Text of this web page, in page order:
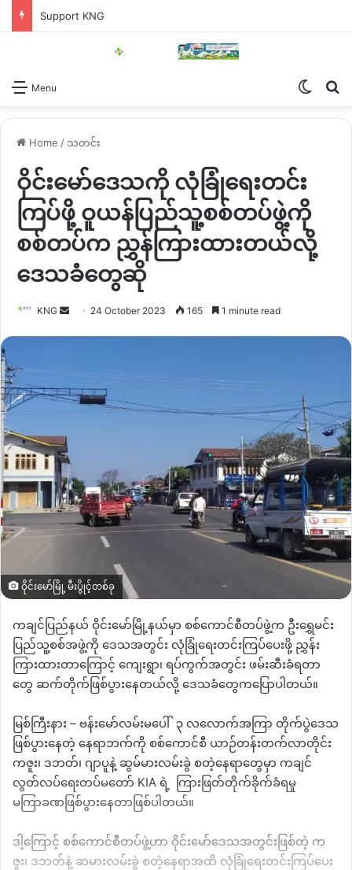
Support KNG
Menu
Home / သတင်း
ဝိုင်းမော်ဒေသကို လုံခြုံရေးတင်း
ကြပ်ဖို့ ဝူယန်ပြည်သူ့စစ်တပ်ဖွဲ့ကို
စစ်တပ်က ညွှန်ကြားထားတယ်လို့
ဒေသခံတွေဆို
KNG
Send 24 October 2023 165 1 minute read
ဝိုင်းမော်မြို့ မီးပွိုင့်တစ်ခု
ကချင်ပြည်နယ် ဝိုင်းမော်မြို့နယ်မှာ စစ်ကောင်စီတပ်ဖွဲ့က ဦးရွှေမင်း
ပြည်သူ့စစ်အဖွဲ့ကို ဒေသအတွင်း လုံခြုံရေးတင်းကြပ်ပေးဖို့ ညွှန်း
ကြားထားတာကြောင့် ကျေးရွာ၊ ရပ်ကွက်အတွင်း ဖမ်းဆီးခံရတာ
တွေ ဆက်တိုက်ဖြစ်ပွားနေတယ်လို့ ဒေသခံတွေကပြောပါတယ်။
မြစ်ကြီးနား – ဗန်းမော်လမ်းမပေါ် ၃ လလောက်အကြာ တိုက်ပွဲဒေသ
ဖြစ်ပွားနေတဲ့ နေရာဘက်ကို စစ်ကောင်စီ ယာဉ်တန်းတက်လာတိုင်း
ကဇူး၊ ဒဘတ်၊ ဂျာပူနဲ့ ဆွမ်မားလမ်းခွဲ စတဲ့နေရာတွေမှာ ကချင်
လွတ်လပ်ရေးတပ်မတော် KIA ရဲ့ ကြားဖြတ်တိုက်ခိုက်ခံရမှု
မကြာခဏဖြစ်ပွားနေတာဖြစ်ပါတယ်။
ဒါ့ကြောင့် စစ်ကောင်စီတပ်ဖွဲ့ဟာ ဝိုင်းမော်ဒေသအတွင်းဖြစ်တဲ့ က
ဇူး၊ ဒဘတ်နဲ့ ဆမားလမ်းခွဲ စတဲ့နေရာအထိ လုံခြုံရေးတင်းကြပ်ပေး